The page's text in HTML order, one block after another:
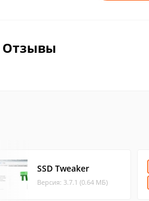
Отзывы
SSD Tweaker
Версия: 3.7.1 (0.64 МБ)